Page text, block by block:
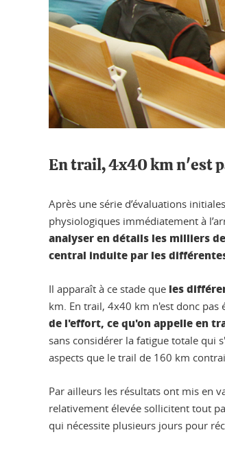
En trail, 4x40 km n'est
Après une série d’évaluations
physiologiques immédiatement à
analyser en détails les milliers
central induite par les
Il apparaît à ce stade que les
km. En trail, 4x40 km n'est donc
de l'effort, ce qu'on appelle en
sans considérer la fatigue totale qui
aspects que le trail de 160 km
Par ailleurs les résultats ont mis en
relativement élevée sollicitent tout
qui nécessite plusieurs jours pour